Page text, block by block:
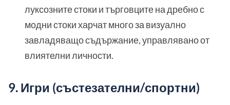
луксозните стоки и търговците на дребно с
модни стоки харчат много за визуално
завладяващо съдържание, управлявано от
влиятелни личности.
9. Игри (състезателни/спортни)